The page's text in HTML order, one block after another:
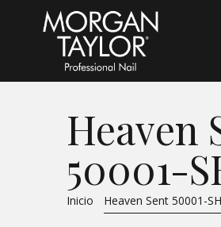
Heaven
50001-
Inicio Heaven Sent 50001-SH
Morgan Taylor®
Sistemas Profesionales
Cartas de Color